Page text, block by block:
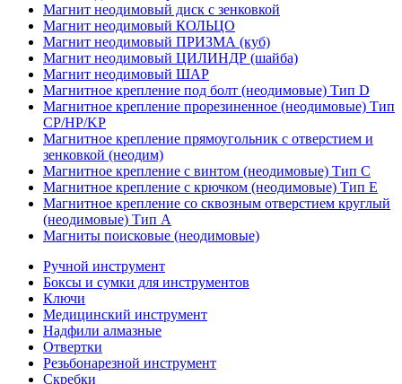
Магнит неодимовый диск с зенковкой
Магнит неодимовый КОЛЬЦО
Магнит неодимовый ПРИЗМА (куб)
Магнит неодимовый ЦИЛИНДР (шайба)
Магнит неодимовый ШАР
Магнитное крепление под болт (неодимовые) Тип D
Магнитное крепление прорезиненное (неодимовые) Тип
CP/HP/KP
Магнитное крепление прямоугольник с отверстием и
зенковкой (неодим)
Магнитное крепление с винтом (неодимовые) Тип С
Магнитное крепление с крючком (неодимовые) Тип Е
Магнитное крепление со сквозным отверстием круглый
(неодимовые) Тип А
Магниты поисковые (неодимовые)
Ручной инструмент
Боксы и сумки для инструментов
Ключи
Медицинский инструмент
Надфили алмазные
Отвертки
Резьбонарезной инструмент
Скребки